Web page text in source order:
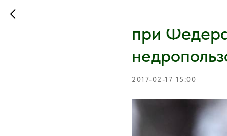
при
2017-02-17 15:00